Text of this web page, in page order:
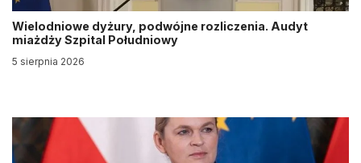
Wielodniowe dyżury, podwójne rozliczenia. Audyt
miażdży Szpital Południowy
5 sierpnia 2026